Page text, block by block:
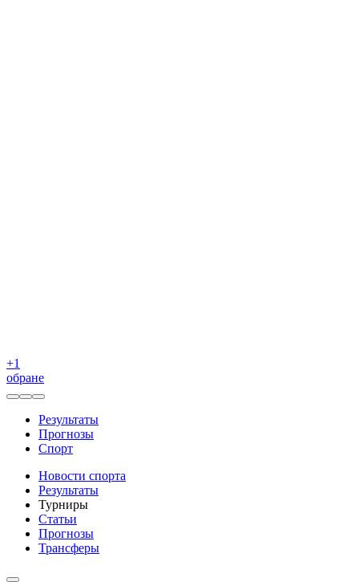
+1
обране
Результаты
Прогнозы
Спорт
Новости спорта
Результаты
Турниры
Статьи
Прогнозы
Трансферы